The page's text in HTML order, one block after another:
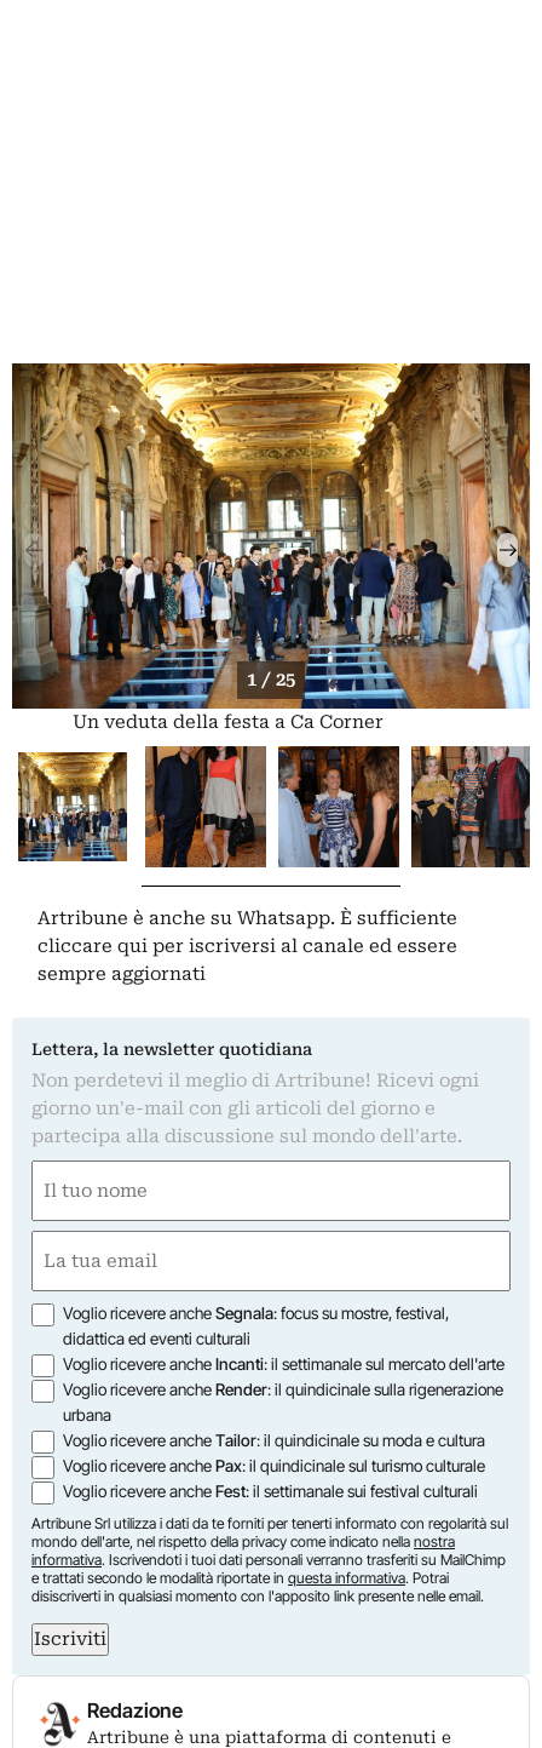
1 / 25
Un veduta della festa a Ca Corner
Artribune è anche su Whatsapp. È sufficiente
cliccare qui per iscriversi al canale ed essere
sempre aggiornati
Lettera, la newsletter quotidiana
Non perdetevi il meglio di Artribune! Ricevi ogni
giorno un'e-mail con gli articoli del giorno e
partecipa alla discussione sul mondo dell'arte.
(Required)
First
(Required)
Opzioni
Voglio ricevere ancheSegnala: focus su mostre, festival,
didattica ed eventi culturali
Voglio ricevere ancheIncanti: il settimanale sul mercato dell'arte
Voglio ricevere ancheRender: il quindicinale sulla rigenerazione
urbana
Voglio ricevere ancheTailor: il quindicinale su moda e cultura
Voglio ricevere anchePax: il quindicinale sul turismo culturale
Voglio ricevere ancheFest: il settimanale sui festival culturali
Artribune Srl utilizza i dati da te forniti per tenerti informato con regolarità sul
mondo dell'arte, nel rispetto della privacy come indicato nella nostra
informativa. Iscrivendoti i tuoi dati personali verranno trasferiti su MailChimp
e trattati secondo le modalità riportate in questa informativa. Potrai
disiscriverti in qualsiasi momento con l'apposito link presente nelle email.
Iscriviti
Redazione
Artribune è una piattaforma di contenuti e